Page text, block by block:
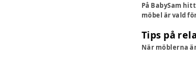
På BabySam
möbel är vald
Tips på
När möblerna